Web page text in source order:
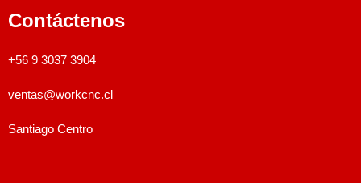
Contáctenos
+56 9 3037 3904
ventas@workcnc.cl
Santiago Centro